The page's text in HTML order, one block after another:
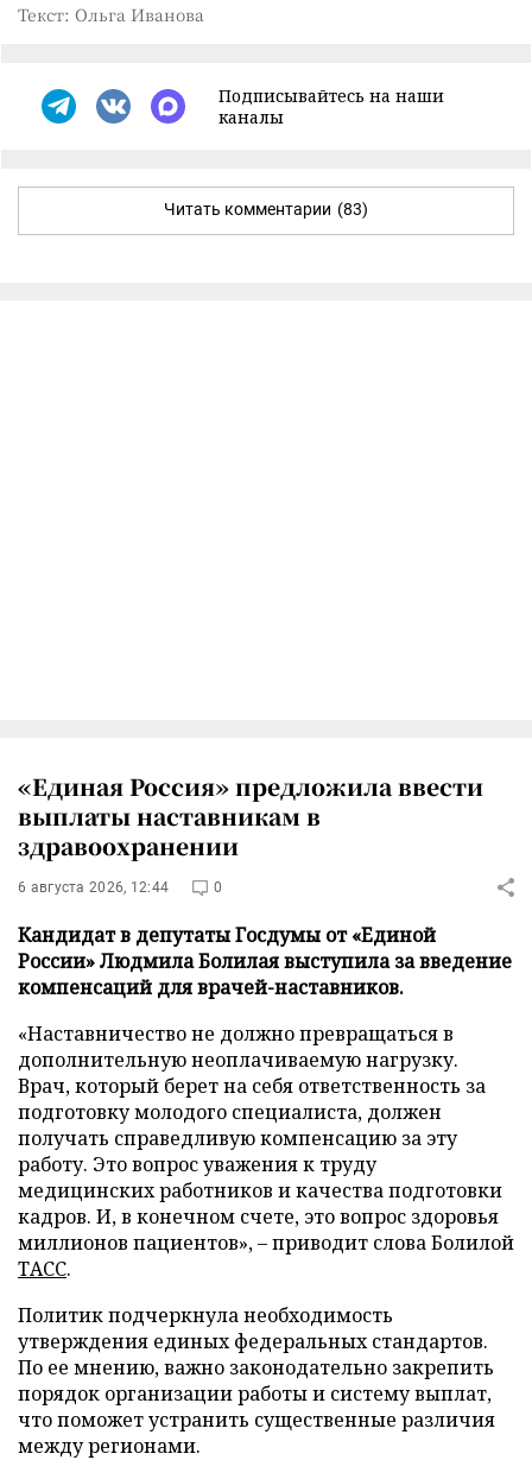
Текст: Ольга Иванова
Подписывайтесь на наши
каналы
Читать комментарии (83)
«Единая Россия» предложила ввести
выплаты наставникам в
здравоохранении
6 августа 2026, 12:44 0
Кандидат в депутаты Госдумы от «Единой
России» Людмила Болилая выступила за введение
компенсаций для врачей-наставников.
«Наставничество не должно превращаться в
дополнительную неоплачиваемую нагрузку.
Врач, который берет на себя ответственность за
подготовку молодого специалиста, должен
получать справедливую компенсацию за эту
работу. Это вопрос уважения к труду
медицинских работников и качества подготовки
кадров. И, в конечном счете, это вопрос здоровья
миллионов пациентов», – приводит слова Болилой
ТАСС.
Политик подчеркнула необходимость
утверждения единых федеральных стандартов.
По ее мнению, важно законодательно закрепить
порядок организации работы и систему выплат,
что поможет устранить существенные различия
между регионами.